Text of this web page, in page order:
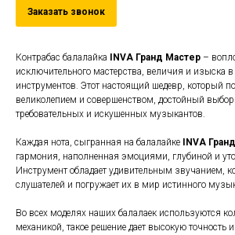
Заказать звонок
Контрабас балалайка INVA Гранд Мастер –
исключительного мастерства, величия и изыска
инструментов. Этот настоящий шедевр, который
великолепием и совершенством, достойный
требовательных и искушенных музыкантов.
Каждая нота, сыгранная на балалайке INVA
гармония, наполненная эмоциями, глубиной и
Инструмент обладает удивительным звучанием,
слушателей и погружает их в мир истинного
Во всех моделях наших балалаек используются
механикой, такое решение дает высокую точность